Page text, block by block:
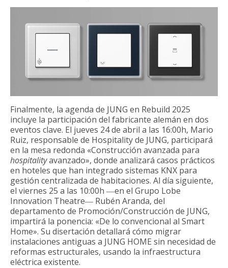
Finalmente, la agenda de JUNG en Rebuild 2025
incluye la participación del fabricante alemán en dos
eventos clave. El jueves 24 de abril a las 16:00h, Mario
Ruiz, responsable de Hospitality de JUNG, participará
en la mesa redonda «Construcción avanzada para
hospitalityavanzado», donde analizará casos prácticos
en hoteles que han integrado sistemas KNX para
gestión centralizada de habitaciones. Al día siguiente,
el viernes 25 a las 10:00h ―en el Grupo Lobe
Innovation Theatre― Rubén Aranda, del
departamento de Promoción/Construcción de JUNG,
impartirá la ponencia: «De lo convencional al Smart
Home». Su disertación detallará cómo migrar
instalaciones antiguas a JUNG HOME sin necesidad de
reformas estructurales, usando la infraestructura
eléctrica existente.